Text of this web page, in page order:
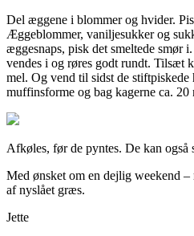
Del æggene i blommer og hvider.
Æggeblommer, vaniljesukker og
æggesnaps, pisk det smeltede smør
vendes i og røres godt rundt. Tilsæt
mel. Og vend til sidst de
muffinsforme og bag kagerne ca. 20
Afkøles, før de pyntes. De kan også
Med ønsket om en dejlig weekend
af nyslået græs.
Jette